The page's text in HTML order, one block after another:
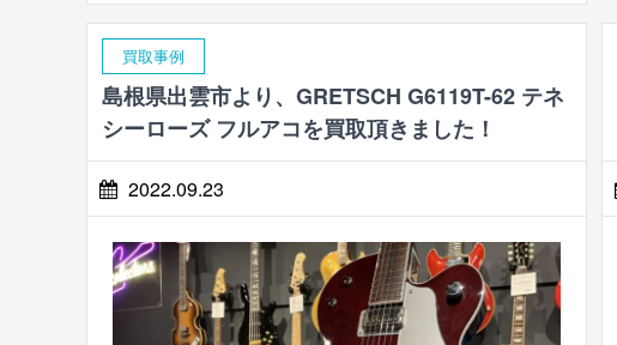
買取事例
島根県出雲市より、GRETSCH G6119T-62 テネ
シーローズ フルアコを買取頂きました！
2022.09.23